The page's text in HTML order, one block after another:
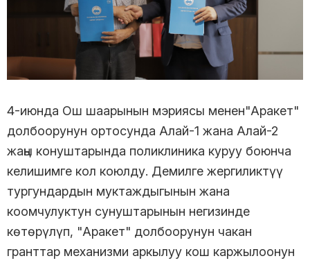
4-июнда Ош шаарынын мэриясы менен"Аракет"
долбоорунун ортосунда Алай-1 жана Алай-2
жаңы конуштарында поликлиника куруу боюнча
келишимге кол коюлду. Демилге жергиликтүү
тургундардын муктаждыгынын жана
коомчулуктун сунуштарынын негизинде
көтөрүлүп, "Аракет" долбоорунун чакан
гранттар механизми аркылуу кош каржылоонун